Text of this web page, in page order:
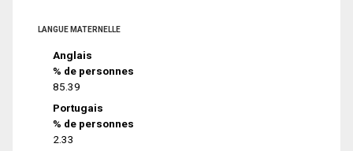
LANGUE MATERNELLE
Anglais
% de personnes
85.39
Portugais
% de personnes
2.33